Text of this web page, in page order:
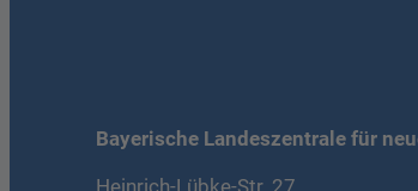
Bayerische Landeszentrale für